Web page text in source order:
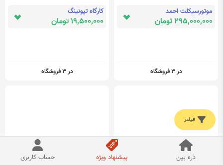
موتورسیکلت احمد
295,000,000 تومان
در 3 فروشگاه
کارگاه تیونینگ
19,500,000 تومان
در 3 فروشگاه
فیلتر
ذره بین پیشنهاد ویژه حساب کاربری